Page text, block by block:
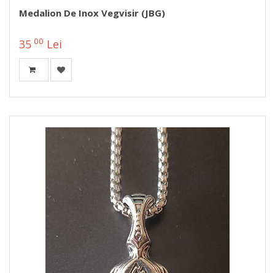
Medalion De Inox Vegvisir (JBG)
35 00 Lei